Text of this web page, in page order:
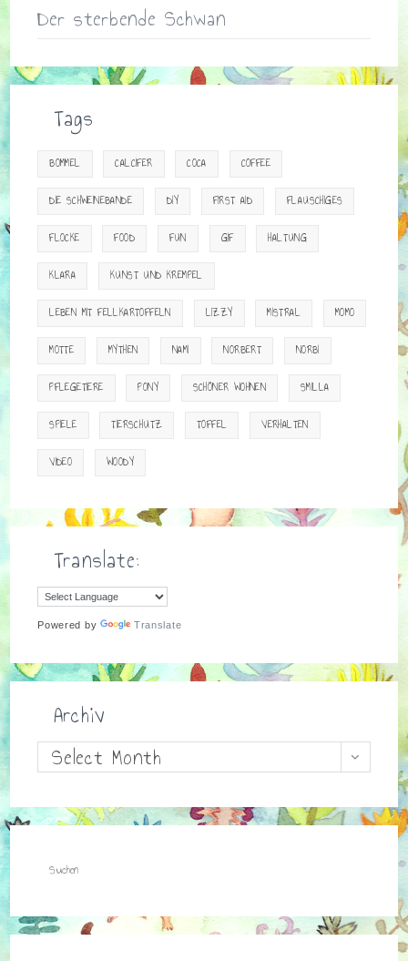
Der sterbende Schwan
Tags
BOMMEL CALCIFER COCA COFFEE
DIE SCHWEINEBANDE DIY FIRST AID FLAUSCHIGES
FLOCKE FOOD FUN GIF HALTUNG
KLARA KUNST UND KREMPEL
LEBEN MIT FELLKARTOFFELN LIZZY MISTRAL MOMO
MOTTE MYTHEN NAMI NORBERT NORBI
PFLEGETIERE PONY SCHÖNER WOHNEN SMILLA
SPIELE TIERSCHUTZ TOFFEL VERHALTEN
VIDEO WOODY
Translate:
Powered by Translate
Archiv
ArchivSelect Month